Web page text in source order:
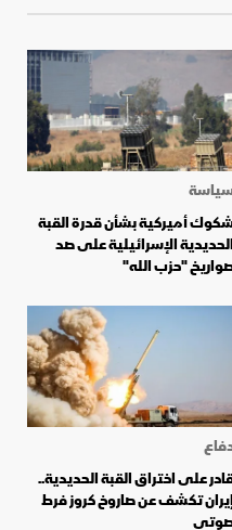
أميركية بشأن قدرة القبة
الحديدية الإسرائيلية على صد
"حزب الله"
على اختراق القبة الحديدية..
تكشف عن صاروخ كروز فرط